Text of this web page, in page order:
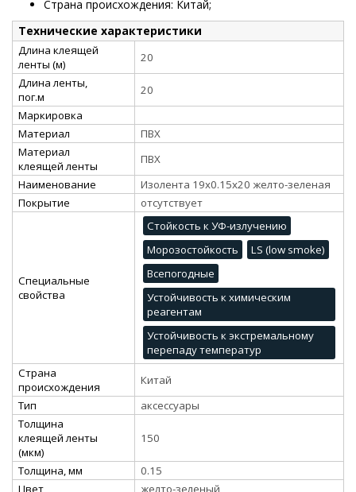
Страна происхождения: Китай;
Технические характеристики
Длина клеящей
ленты (м)
20
Длина ленты,
пог.м
20
Маркировка
Материал
ПВХ
Материал
клеящей ленты
ПВХ
Наименование
Изолента 19х0.15х20 желто-зеленая
Покрытие
отсутствует
Специальные
свойства
Стойкость к УФ-излучению
Морозостойкость
LS (low smoke)
Всепогодные
Устойчивость к химическим
реагентам
Устойчивость к экстремальному
перепаду температур
Страна
происхождения
Китай
Тип
аксессуары
Толщина
клеящей ленты
(мкм)
150
Толщина, мм
0.15
Цвет
желто-зеленый